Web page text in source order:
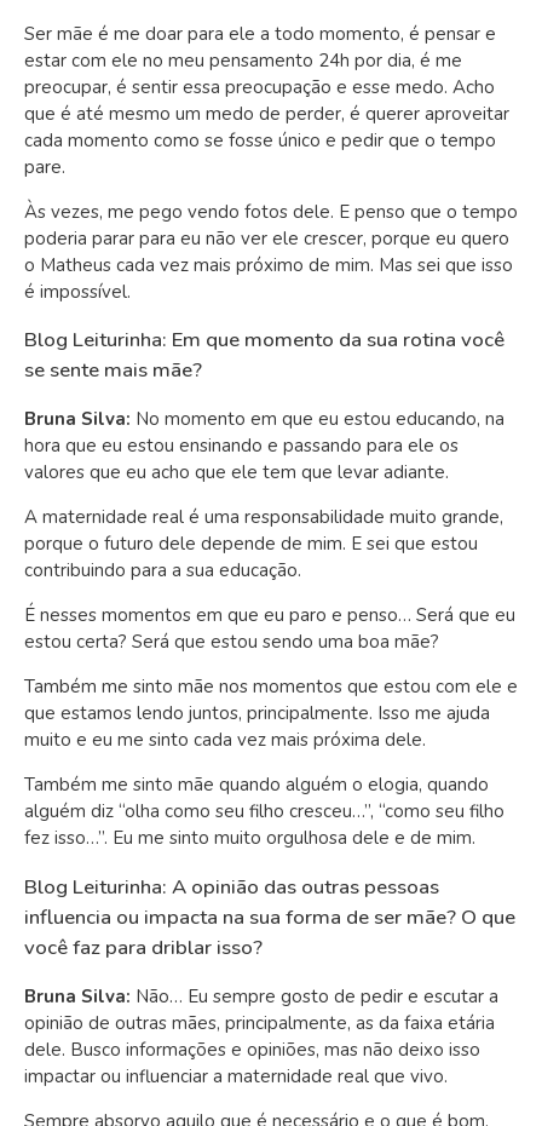
Ser mãe é me doar para ele a todo momento, é pensar e
estar com ele no meu pensamento 24h por dia, é me
preocupar, é sentir essa preocupação e esse medo. Acho
que é até mesmo um medo de perder, é querer aproveitar
cada momento como se fosse único e pedir que o tempo
pare.
Às vezes, me pego vendo fotos dele. E penso que o tempo
poderia parar para eu não ver ele crescer, porque eu quero
o Matheus cada vez mais próximo de mim. Mas sei que isso
é impossível.
Blog Leiturinha: Em que momento da sua rotina você
se sente mais mãe?
Bruna Silva: No momento em que eu estou educando, na
hora que eu estou ensinando e passando para ele os
valores que eu acho que ele tem que levar adiante.
A maternidade real é uma responsabilidade muito grande,
porque o futuro dele depende de mim. E sei que estou
contribuindo para a sua educação.
É nesses momentos em que eu paro e penso… Será que eu
estou certa? Será que estou sendo uma boa mãe?
Também me sinto mãe nos momentos que estou com ele e
que estamos lendo juntos, principalmente. Isso me ajuda
muito e eu me sinto cada vez mais próxima dele.
Também me sinto mãe quando alguém o elogia, quando
alguém diz “olha como seu filho cresceu…”, “como seu filho
fez isso…”. Eu me sinto muito orgulhosa dele e de mim.
Blog Leiturinha: A opinião das outras pessoas
influencia ou impacta na sua forma de ser mãe? O que
você faz para driblar isso?
Bruna Silva: Não… Eu sempre gosto de pedir e escutar a
opinião de outras mães, principalmente, as da faixa etária
dele. Busco informações e opiniões, mas não deixo isso
impactar ou influenciar a maternidade real que vivo.